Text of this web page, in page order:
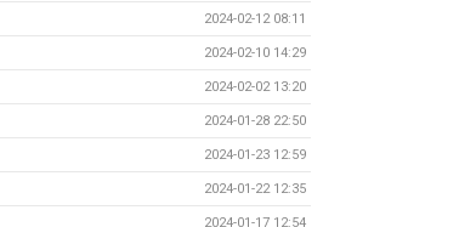
2024-02-12 08:11
2024-02-10 14:29
2024-02-02 13:20
2024-01-28 22:50
2024-01-23 12:59
2024-01-22 12:35
2024-01-17 12:54